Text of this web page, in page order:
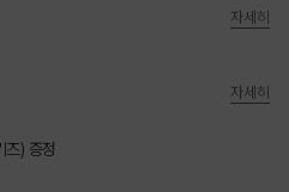
자세히
즈) 증정
자세히